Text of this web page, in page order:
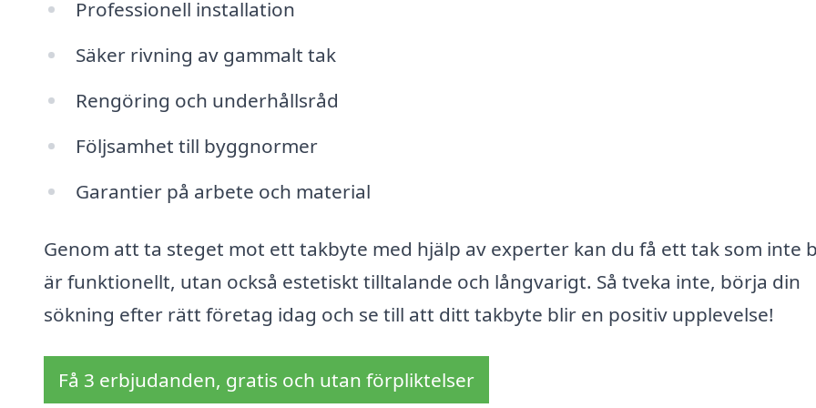
Professionell installation
Säker rivning av gammalt tak
Rengöring och underhållsråd
Följsamhet till byggnormer
Garantier på arbete och material
Genom att ta steget mot ett takbyte med hjälp av experter kan du få ett tak som inte
är funktionellt, utan också estetiskt tilltalande och långvarigt. Så tveka inte, börja din
sökning efter rätt företag idag och se till att ditt takbyte blir en positiv upplevelse!
Få 3 erbjudanden, gratis och utan förpliktelser